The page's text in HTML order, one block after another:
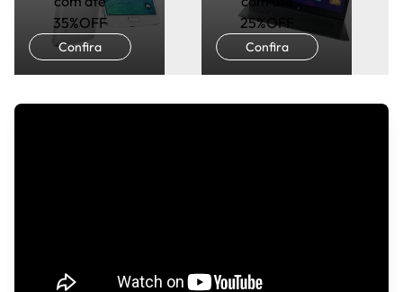
35%OFF
Confira
25%OFF
Confira